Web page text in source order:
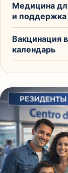
Медицина
и поддержка
Вакцинация
календарь